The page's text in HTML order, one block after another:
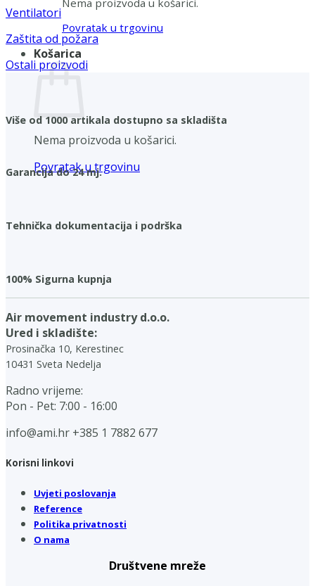
Nema proizvoda u košarici.
Povratak u trgovinu
Košarica
Nema proizvoda u košarici.
Povratak u trgovinu
Ventilatori
Zaštita od požara
Ostali proizvodi
Više od 1000 artikala dostupno sa skladišta
Garancija do 24 mj.
Tehnička dokumentacija i podrška
100% Sigurna kupnja
Air movement industry d.o.o.
Ured i skladište:
Prosinačka 10, Kerestinec
10431 Sveta Nedelja
Radno vrijeme:
Pon - Pet: 7:00 - 16:00
info@ami.hr +385 1 7882 677
Korisni linkovi
Uvjeti poslovanja
Reference
Politika privatnosti
O nama
Društvene mreže